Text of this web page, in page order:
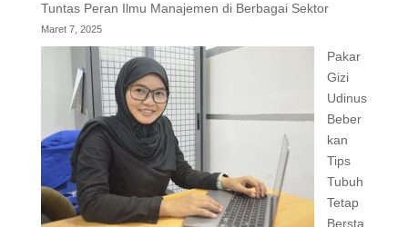
Tuntas Peran Ilmu Manajemen di Berbagai Sektor
Maret 7, 2025
Pakar
Gizi
Udinus
Beber
kan
Tips
Tubuh
Tetap
Bersta